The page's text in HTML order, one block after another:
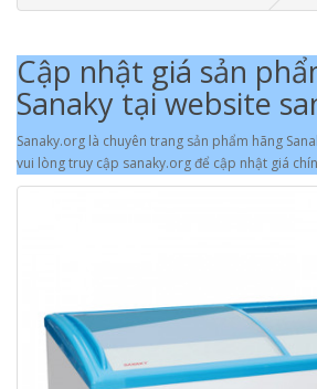
Cập nhật giá sản
Sanaky tại website
Sanaky.org là chuyên trang sản phẩm hãng
vui lòng truy cập sanaky.org để cập nhật giá